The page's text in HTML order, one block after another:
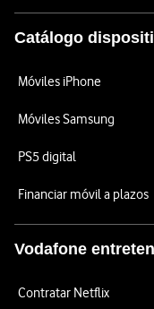
Catálogo
Móviles iPhone
Móviles Samsung
PS5 digital
Financiar móvil a plazos
Vodafone
Contratar Netflix